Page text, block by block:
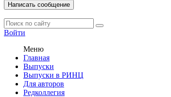
Написать сообщение
Войти
Меню
Главная
Выпуски
Выпуски в РИНЦ
Для авторов
Редколлегия